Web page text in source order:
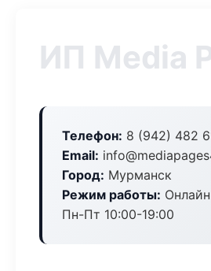
ИП Media
Телефон: 8 (942) 482
Email:
Город: Мурманск
Режим работы:
Пн-Пт 10:00-19:00